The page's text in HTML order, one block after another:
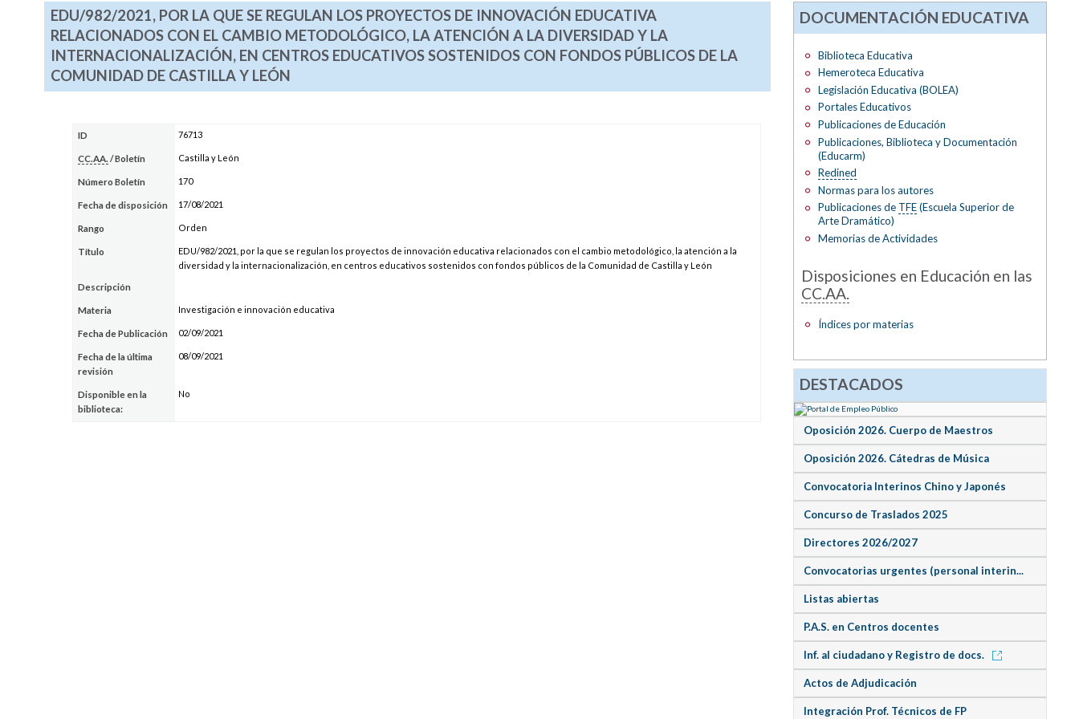
EDU/982/2021, POR LA QUE SE REGULAN LOS PROYECTOS DE INNOVACIÓN EDUCATIVA
RELACIONADOS CON EL CAMBIO METODOLÓGICO, LA ATENCIÓN A LA DIVERSIDAD Y LA
INTERNACIONALIZACIÓN, EN CENTROS EDUCATIVOS SOSTENIDOS CON FONDOS PÚBLICOS DE LA
COMUNIDAD DE CASTILLA Y LEÓN
ID 76713
CC.AA. / Boletín Castilla y León
Número Boletín 170
Fecha de disposición 17/08/2021
Rango Orden
Título
EDU/982/2021, por la que se regulan los proyectos de innovación educativa relacionados con el cambio metodológico, la atención a la
diversidad y la internacionalización, en centros educativos sostenidos con fondos públicos de la Comunidad de Castilla y León
Descripción
Materia Investigación e innovación educativa
Fecha de Publicación 02/09/2021
Fecha de la última
revisión
08/09/2021
Disponible en la
biblioteca:
No
DOCUMENTACIÓN EDUCATIVA
Biblioteca Educativa
Hemeroteca Educativa
Legislación Educativa (BOLEA)
Portales Educativos
Publicaciones de Educación
Publicaciones, Biblioteca y Documentación
(Educarm)
Redined
Normas para los autores
Publicaciones de TFE(Escuela Superior de
Arte Dramático)
Memorias de Actividades
Disposiciones en Educación en las
CC.AA.
Índices por materias
DESTACADOS
Oposición 2026. Cuerpo de Maestros
Oposición 2026. Cátedras de Música
Convocatoria Interinos Chino y Japonés
Concurso de Traslados 2025
Directores 2026/2027
Convocatorias urgentes (personal interin...
Listas abiertas
P.A.S. en Centros docentes
Inf. al ciudadano y Registro de docs.
Actos de Adjudicación
Integración Prof. Técnicos de FP